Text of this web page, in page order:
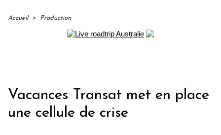
Accueil > Production
Vacances Transat met en place
une cellule de crise